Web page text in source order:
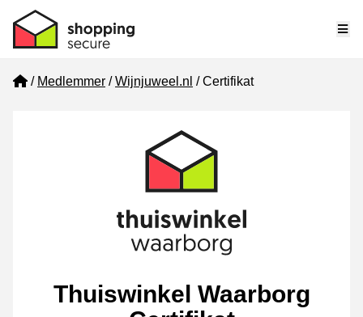
Home
Medlemmer Wijnjuweel.nl Certifikat
Thuiswinkel Waarborg